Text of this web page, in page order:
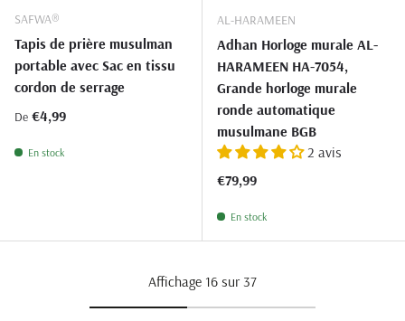
SAFWA®
Tapis de prière musulman
portable avec Sac en tissu
cordon de serrage
Prix habituel
De €4,99
En stock
AL-HARAMEEN
Adhan Horloge murale AL-
HARAMEEN HA-7054,
Grande horloge murale
ronde automatique
musulmane BGB
2 avis
Prix habituel
€79,99
En stock
Affichage 16 sur 37